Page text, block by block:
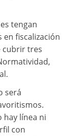
tengan
fiscalización
cubrir tres
será
hay línea ni
con